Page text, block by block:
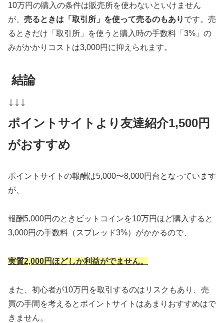
10万円の購入の条件は販売所を使わないといけません
が、 売るときは「取引所」を使って売るのもあり です。売
るときだけ「取引所」を使うと購入時の手数料「3%」の
みがかかりコストは3,000円に抑えられます。
結論
↓↓↓
ポイントサイトより友達紹介1,500円
がおすすめ
ポイントサイトの報酬は5,000〜8,000円台となっています
が、
報酬5,000円のときビットコインを10万円ほど購入すると
3,000円の手数料（スプレッド3%）がかかるので、
実質2,000円ほどしか利益がでません。
また、初心者が10万円を取引するのはリスクもあり、売
買の手間を考えるとポイントサイトはあまりおすすめはで
きません。